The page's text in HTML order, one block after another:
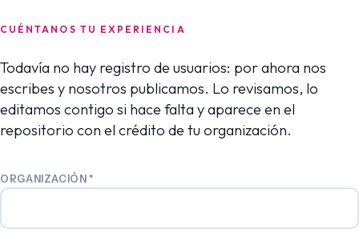
CUÉNTANOS TU EXPERIENCIA
Todavía no hay registro de usuarios: por ahora nos
escribes y nosotros publicamos. Lo revisamos, lo
editamos contigo si hace falta y aparece en el
repositorio con el crédito de tu organización.
ORGANIZACIÓN*